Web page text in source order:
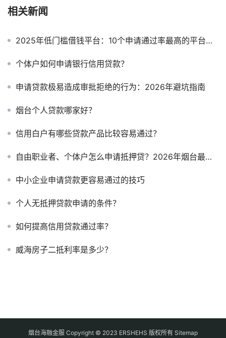
相关新闻
2025年低门槛借钱平台：10个申请通过率最高的平台推荐
个体户如何申请银行信用贷款？
申请贷款极易造成审批拒绝的行为：2026年避坑指南
烟台个人贷款哪家好？
信用白户有哪些贷款产品比较容易通过？
自由职业者、个体户怎么申请抵押贷？2026年烟台最新方案与操作指南
中小企业申请贷款更容易通过的技巧
个人无抵押贷款申请的条件？
如何提高信用贷款通过率？
威海房子二抵利率是多少？
烟台海融金服 Copyright © 2023 ERSHEHS 版权所有 Sitemap